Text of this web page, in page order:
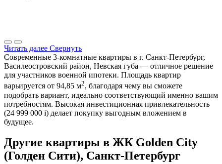
Читать далее Свернуть
Современные 3-комнатные квартиры в г. Санкт-Петербург,
Василеостровский район, Невская губа — отличное решение
для участников военной ипотеки. Площадь квартир
варьируется от 94,85 м2, благодаря чему вы сможете
подобрать вариант, идеально соответствующий именно вашим
потребностям. Высокая инвестиционная привлекательность
(24 999 000 i) делает покупку выгодным вложением в
будущее.
Другие квартиры в ЖК Golden City
(Голден Сити), Санкт-Петербург